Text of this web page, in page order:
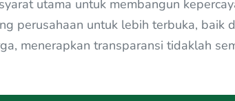
utama untuk membangun
perusahaan untuk lebih terbuka, baik
menerapkan transparansi tidaklah